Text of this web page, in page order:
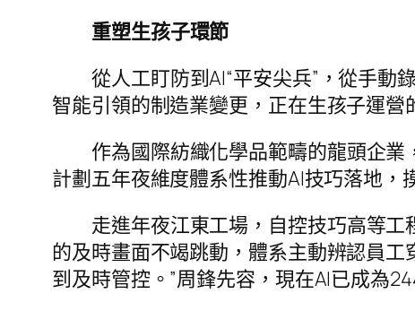
重塑生孩子環節
從人工盯防到AI“平安尖兵”，從手
智能引領的制造業變更，正在生孩子運營
作為國際紡織化學品範疇的龍頭企
計劃五年夜維度體系性推動AI技巧落地，
走進年夜江東工場，自控技巧高等工
的及時畫面不竭跳動，體系主動辨認員
到及時管控。”周鋒先容，現在AI已成為